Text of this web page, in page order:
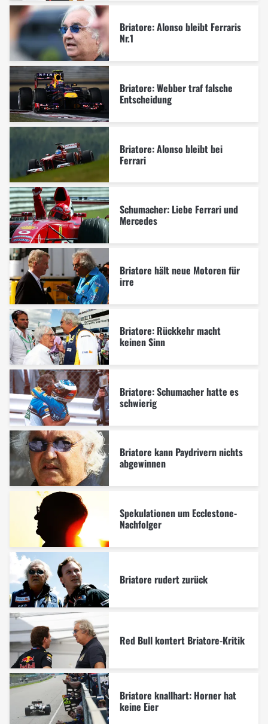
Briatore: Alonso bleibt Ferraris
Nr.1
Briatore: Webber traf falsche
Entscheidung
Briatore: Alonso bleibt bei
Ferrari
Schumacher: Liebe Ferrari und
Mercedes
Briatore hält neue Motoren für
irre
Briatore: Rückkehr macht
keinen Sinn
Briatore: Schumacher hatte es
schwierig
Briatore kann Paydrivern nichts
abgewinnen
Spekulationen um Ecclestone-
Nachfolger
Briatore rudert zurück
Red Bull kontert Briatore-Kritik
Briatore knallhart: Horner hat
keine Eier